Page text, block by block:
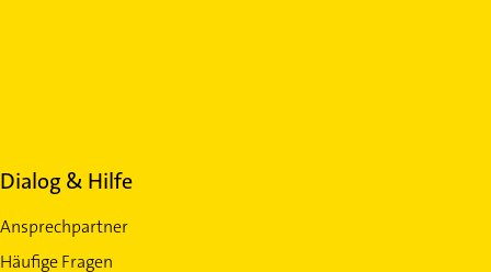
Dialog & Hilfe
Ansprechpartner
Häufige Fragen